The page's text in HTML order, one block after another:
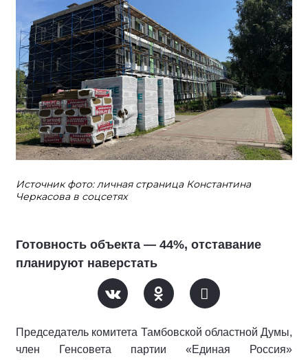
Источник фото: личная страница Константина
Черкасова в соцсетях
Готовность объекта — 44%, отставание
планируют наверстать
Председатель комитета Тамбовской областной Думы,
член Генсовета партии «Единая Россия»